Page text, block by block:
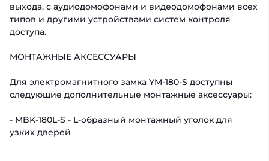
выхода, с аудиодомофонами и видеодомофонами всех
типов и другими устройствами систем контроля
доступа.
МОНТАЖНЫЕ АКСЕССУАРЫ
Для электромагнитного замка YM-180-S доступны
следующие дополнительные монтажные аксессуары:
- MBK-180L-S - L-oбразный монтажный уголок для
узких дверей